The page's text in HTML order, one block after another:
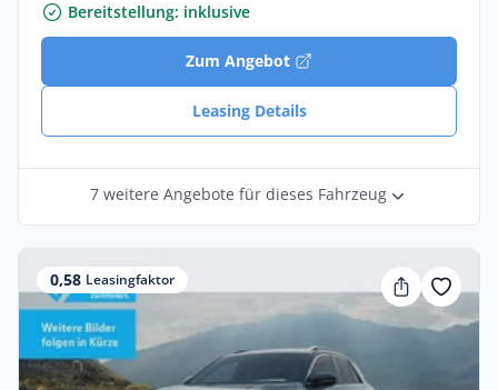
Bereitstellung: inklusive
Zum Angebot
Leasing Details
7 weitere Angebote für dieses Fahrzeug
0,58 Leasingfaktor